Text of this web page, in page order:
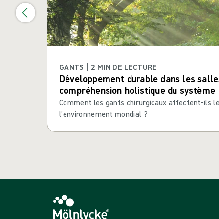
GANTS | 2 MIN DE LECTURE
Développement durable dans les
compréhension holistique du système
Comment les gants chirurgicaux affectent-ils
l’environnement mondial ?